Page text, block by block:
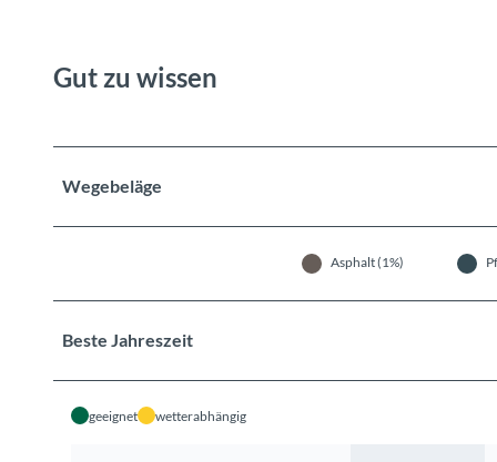
Gut zu wissen
Wegebeläge
Asphalt (1%)
Beste Jahreszeit
geeignet wetterabhängig